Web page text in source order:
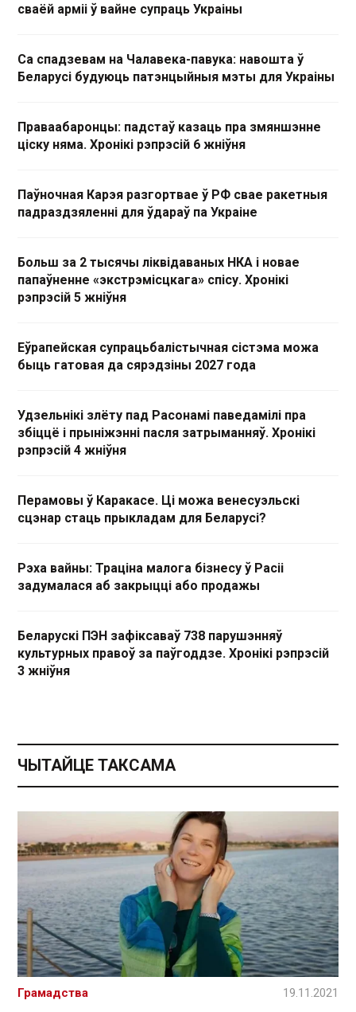
сваёй арміі ў вайне супраць Украіны
Са спадзевам на Чалавека-павука: навошта ў
Беларусі будуюць патэнцыйныя мэты для Украіны
Праваабаронцы: падстаў казаць пра змяншэнне
ціску няма. Хронікі рэпрэсій 6 жніўня
Паўночная Карэя разгортвае ў РФ свае ракетныя
падраздзяленні для ўдараў па Украіне
Больш за 2 тысячы ліквідаваных НКА і новае
папаўненне «экстрэмісцкага» спісу. Хронікі
рэпрэсій 5 жніўня
Еўрапейская супрацьбалістычная сістэма можа
быць гатовая да сярэдзіны 2027 года
Удзельнікі злёту пад Расонамі паведамілі пра
збіццё і прыніжэнні пасля затрыманняў. Хронікі
рэпрэсій 4 жніўня
Перамовы ў Каракасе. Ці можа венесуэльскі
сцэнар стаць прыкладам для Беларусі?
Рэха вайны: Траціна малога бізнесу ў Расіі
задумалася аб закрыцці або продажы
Беларускі ПЭН зафіксаваў 738 парушэнняў
культурных правоў за паўгоддзе. Хронікі рэпрэсій
3 жніўня
ЧЫТАЙЦЕ ТАКСАМА
Грамадства 19.11.2021